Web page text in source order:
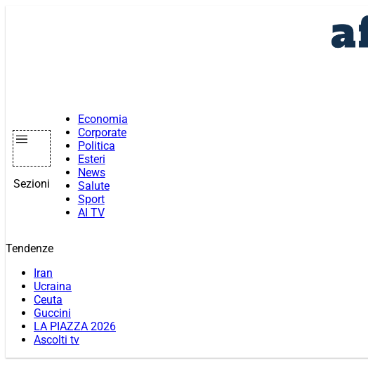
Sezioni
Economia
Corporate
Politica
Esteri
News
Salute
Sport
AI TV
Tendenze
Iran
Ucraina
Ceuta
Guccini
LA PIAZZA 2026
Ascolti tv